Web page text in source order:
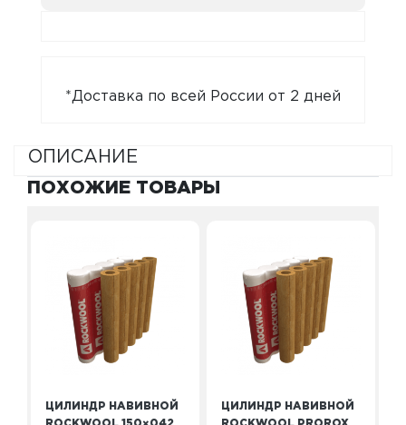
*Доставка по всей России от 2 дней
ОПИСАНИЕ
ПОХОЖИЕ ТОВАРЫ
ЦИЛИНДР НАВИВНОЙ
ЦИЛИНДР НАВИВНОЙ